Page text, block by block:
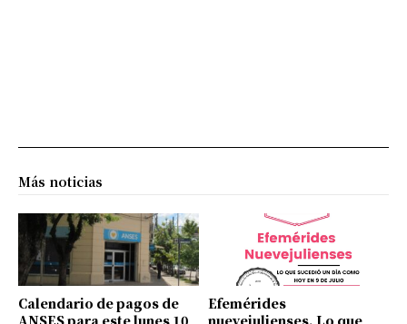
Más noticias
Calendario de pagos de
ANSES para este lunes 10
Efemérides
nuevejulienses. Lo que